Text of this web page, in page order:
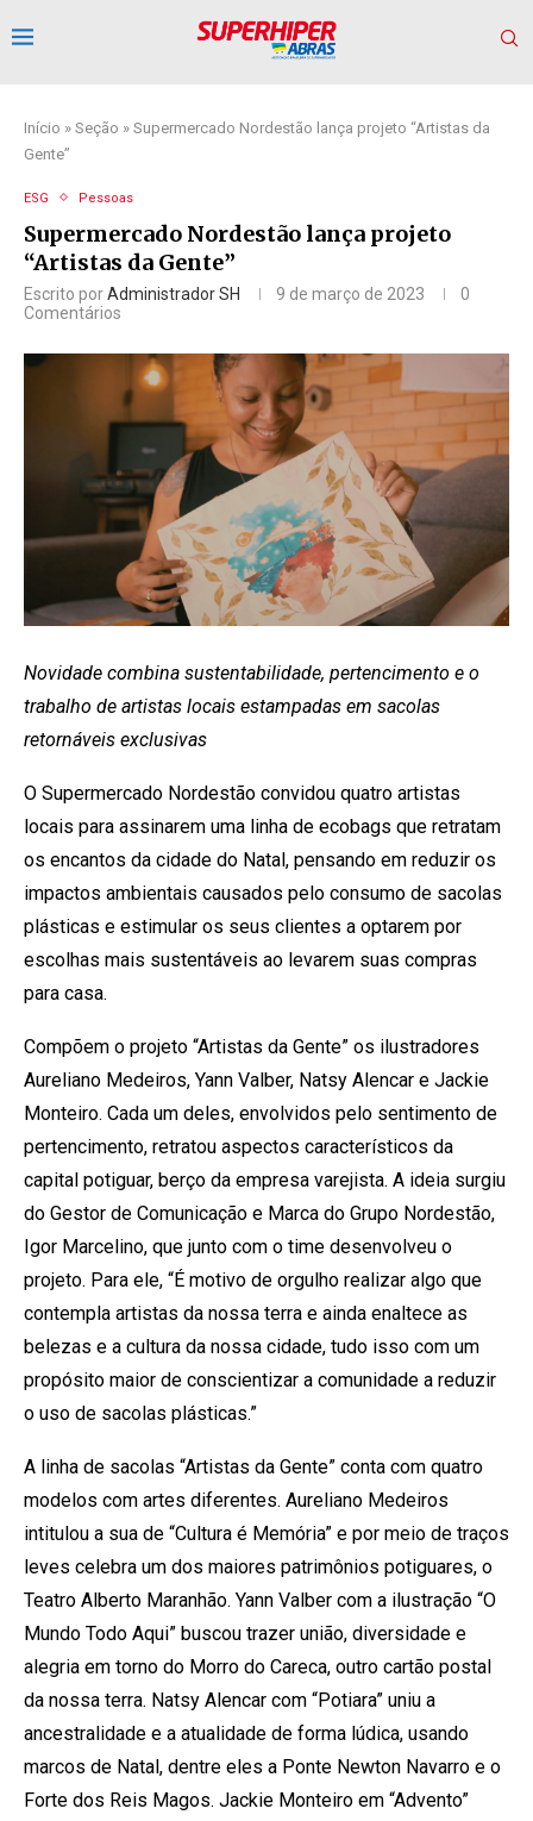
Início » Seção » Supermercado Nordestão lança projeto “Artistas da
Gente”
ESG Pessoas
Supermercado Nordestão lança projeto
“Artistas da Gente”
Escrito porAdministrador SH 9 de março de 2023
0
Comentários
Novidade combina sustentabilidade, pertencimento e o
trabalho de artistas locais estampadas em sacolas
retornáveis exclusivas
O Supermercado Nordestão convidou quatro artistas
locais para assinarem uma linha de ecobags que retratam
os encantos da cidade do Natal, pensando em reduzir os
impactos ambientais causados pelo consumo de sacolas
plásticas e estimular os seus clientes a optarem por
escolhas mais sustentáveis ao levarem suas compras
para casa.
Compõem o projeto “Artistas da Gente” os ilustradores
Aureliano Medeiros, Yann Valber, Natsy Alencar e Jackie
Monteiro. Cada um deles, envolvidos pelo sentimento de
pertencimento, retratou aspectos característicos da
capital potiguar, berço da empresa varejista. A ideia surgiu
do Gestor de Comunicação e Marca do Grupo Nordestão,
Igor Marcelino, que junto com o time desenvolveu o
projeto. Para ele, “É motivo de orgulho realizar algo que
contempla artistas da nossa terra e ainda enaltece as
belezas e a cultura da nossa cidade, tudo isso com um
propósito maior de conscientizar a comunidade a reduzir
o uso de sacolas plásticas.”
A linha de sacolas “Artistas da Gente” conta com quatro
modelos com artes diferentes. Aureliano Medeiros
intitulou a sua de “Cultura é Memória” e por meio de traços
leves celebra um dos maiores patrimônios potiguares, o
Teatro Alberto Maranhão. Yann Valber com a ilustração “O
Mundo Todo Aqui” buscou trazer união, diversidade e
alegria em torno do Morro do Careca, outro cartão postal
da nossa terra. Natsy Alencar com “Potiara” uniu a
ancestralidade e a atualidade de forma lúdica, usando
marcos de Natal, dentre eles a Ponte Newton Navarro e o
Forte dos Reis Magos. Jackie Monteiro em “Advento”